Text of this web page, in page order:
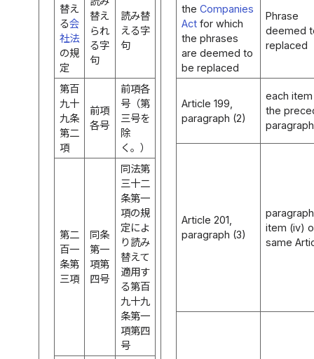
替え
る会
社法
の規
定
替え
られ
る字
句
読み替
える字
句
第百
九十
九条
第二
項
前項
各号
前項各
号（第
三号を
除
く。）
第二
百一
条第
三項
同条
第一
項第
四号
同法第
三十二
条第一
項の規
定によ
り読み
替えて
適用す
る第百
九十九
条第一
項第四
号
the Companies
Actfor which
the phrases
are deemed to
be replaced
Phrase
deemed
replaced
Article 199,
paragraph (2)
each
the
paragraph
Article 201,
paragraph (3)
item (iv)
same